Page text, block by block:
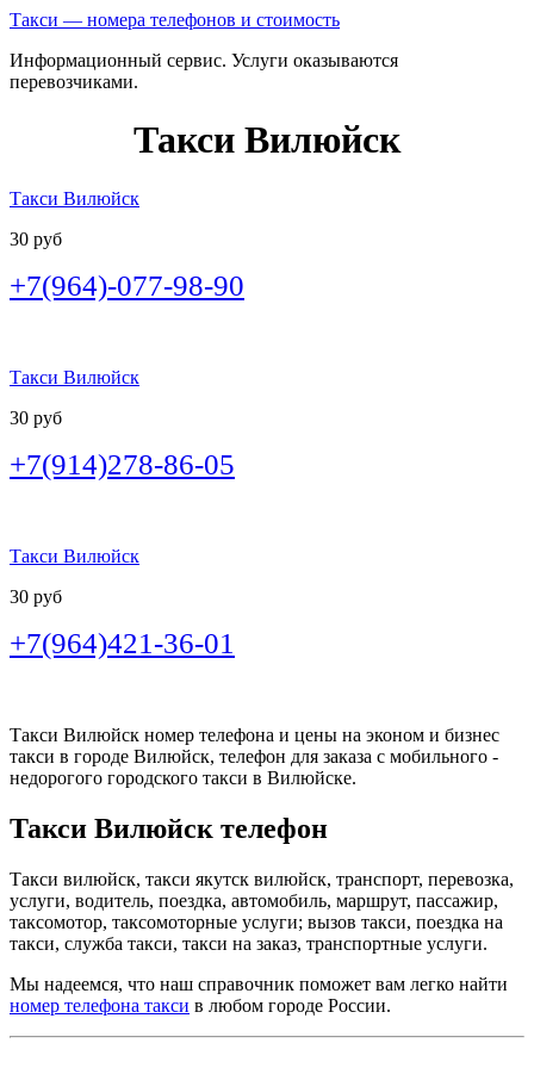
Такси — номера телефонов и стоимость
Информационный сервис. Услуги оказываются
перевозчиками.
Такси Вилюйск
Такси Вилюйск
30 руб
+7(964)-077-98-90
Такси Вилюйск
30 руб
+7(914)278-86-05
Такси Вилюйск
30 руб
+7(964)421-36-01
Такси Вилюйск номер телефона и цены на эконом и бизнес
такси в городе Вилюйск, телефон для заказа с мобильного -
недорогого городского такси в Вилюйске.
Такси Вилюйск телефон
Такси вилюйск, такси якутск вилюйск, транспорт, перевозка,
услуги, водитель, поездка, автомобиль, маршрут, пассажир,
таксомотор, таксомоторные услуги; вызов такси, поездка на
такси, служба такси, такси на заказ, транспортные услуги.
Мы надеемся, что наш справочник поможет вам легко найти
номер телефона такси в любом городе России.